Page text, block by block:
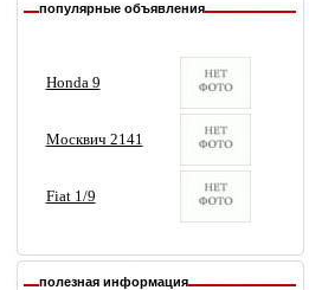
популярные объявления
полезная информация